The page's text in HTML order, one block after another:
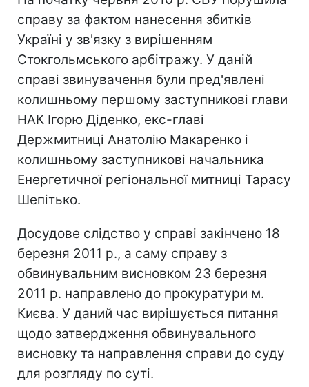
справу за фактом нанесення збитків
Україні у зв'язку з вирішенням
Стокгольмського арбітражу. У даній
справі звинувачення були пред'явлені
колишньому першому заступникові глави
НАК Ігорю Діденко, екс-главі
Держмитниці Анатолію Макаренко і
колишньому заступникові начальника
Енергетичної регіональної митниці Тарасу
Шепітько.
Досудове слідство у справі закінчено 18
березня 2011 р., а саму справу з
обвинувальним висновком 23 березня
2011 р. направлено до прокуратури м.
Києва. У даний час вирішується питання
щодо затвердження обвинувального
висновку та направлення справи до суду
для розгляду по суті.